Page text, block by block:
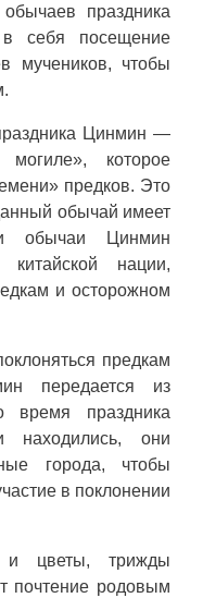
праздника
себя посещение
мучеников, чтобы
Цинмин —
которое
предков. Это
обычай имеет
обычаи Цинмин
нации,
и осторожном
предкам
передается из
время праздника
они
города, чтобы
в поклонении
и цветы, трижды
почтение родовым